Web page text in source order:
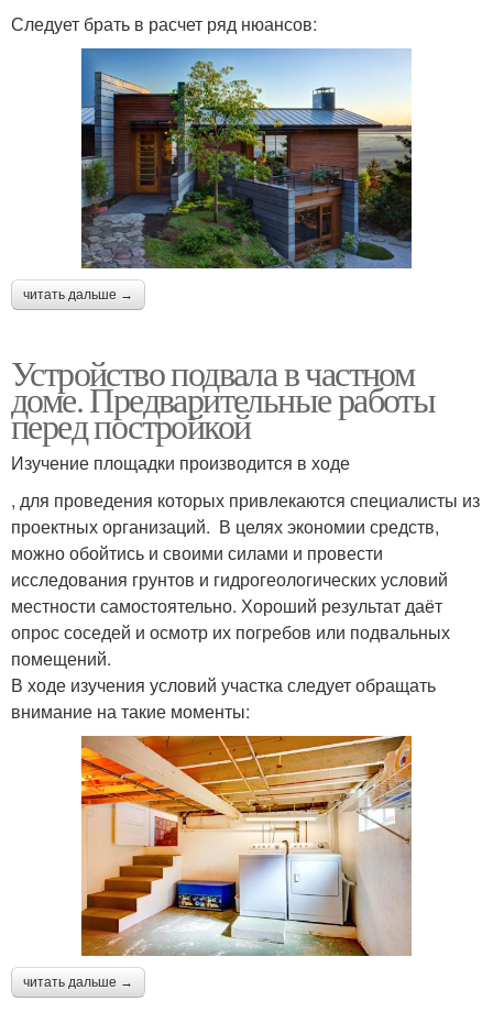
Следует брать в расчет ряд нюансов:
читать дальше →
Устройство подвала в частном
доме. Предварительные работы
перед постройкой
Изучение площадки производится в ходе
, для проведения которых привлекаются специалисты из
проектных организаций. В целях экономии средств,
можно обойтись и своими силами и провести
исследования грунтов и гидрогеологических условий
местности самостоятельно. Хороший результат даёт
опрос соседей и осмотр их погребов или подвальных
помещений.
В ходе изучения условий участка следует обращать
внимание на такие моменты:
читать дальше →